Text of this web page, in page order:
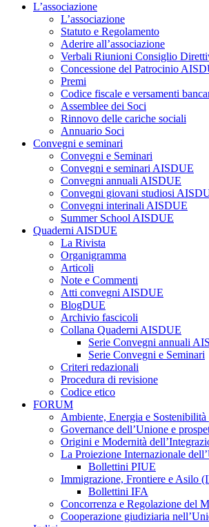
L’associazione
L’associazione
Statuto e Regolamento
Aderire all’associazione
Verbali Riunioni Consiglio
Concessione del Patrocinio
Premi
Codice fiscale e versamenti
Assemblee dei Soci
Rinnovo delle cariche sociali
Annuario Soci
Convegni e seminari
Convegni e Seminari
Convegni e seminari AISDUE
Convegni annuali AISDUE
Convegni giovani studiosi
Convegni interinali AISDUE
Summer School AISDUE
Quaderni AISDUE
La Rivista
Organigramma
Articoli
Note e Commenti
Atti convegni AISDUE
BlogDUE
Archivio fascicoli
Collana Quaderni AISDUE
Serie Convegni annuali
Serie Convegni e Seminari
Criteri redazionali
Procedura di revisione
Codice etico
FORUM
Ambiente, Energia e
Governance dell’Unione e
Origini e Modernità
La Proiezione Internazionale
Bollettini PIUE
Immigrazione, Frontiere e Asilo
Bollettini IFA
Concorrenza e Regolazione del
Cooperazione giudiziaria